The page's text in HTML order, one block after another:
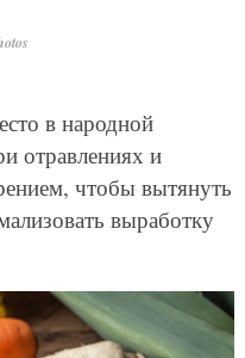
в народной
отравлениях и
чтобы вытянуть
выработку